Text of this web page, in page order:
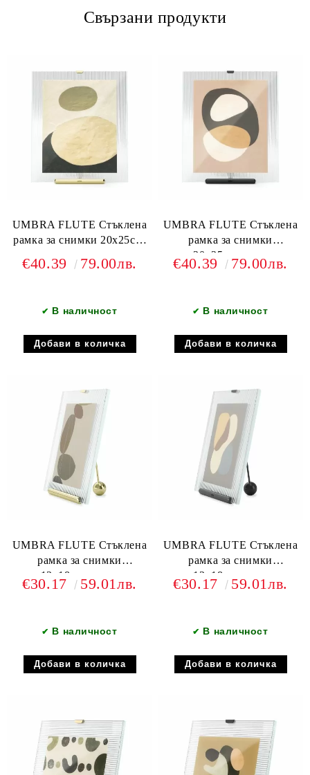
Свързани продукти
UMBRA FLUTE Стъклена
рамка за снимки 20х25см.
€40.39 79.00лв.
✔ В наличност
UMBRA FLUTE Стъклена
рамка за снимки
20х25см.черен
€40.39 79.00лв.
✔ В наличност
UMBRA FLUTE Стъклена
рамка за снимки
13х18см.златен
€30.17 59.01лв.
✔ В наличност
UMBRA FLUTE Стъклена
рамка за снимки
13х18см.черен
€30.17 59.01лв.
✔ В наличност